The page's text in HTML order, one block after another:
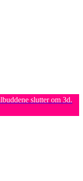
slutter om 3d.